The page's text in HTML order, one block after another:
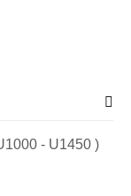
- U1450 )